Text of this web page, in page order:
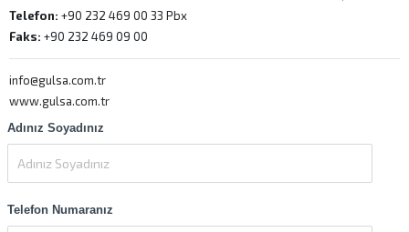
Telefon: +90 232 469 00 33 Pbx
Faks: +90 232 469 09 00
info@gulsa.com.tr
www.gulsa.com.tr
Adınız Soyadınız
Telefon Numaranız